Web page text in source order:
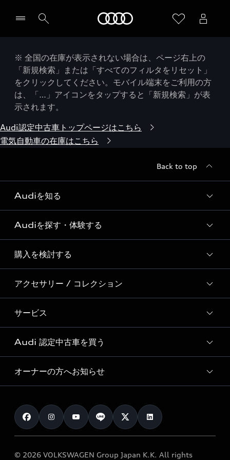
※ 全国の在庫が表示されない場合は、ページ右上の
「新規検索」または「すべてのフィルタをリセット」
をクリックしてください。モバイル端末をご利用の方
は、「…」アイコンをタップすると「新規検索」が表
示されます。
Audi認定中古車トップページはこちら
電気自動車の在庫はこちら
Back to top
Audiを知る
Audi ブランド
Story of Progress
Audi Sport
Formula 1®
デジタルサービス
Audiを探す・体験する
ディーラー検索
新車在庫検索
試乗車・展示車検索
見積り依頼
試乗予約
購入を検討する
モデル一覧
特別仕様モデル / 限定モデル
e-tronラインアップ
価格シミュレーション
車両比較
カタログ一覧
アクセサリー / コレクション
純正アクセサリー
オンラインショップ
Audi collection
アウディナビアプリ
サービス
サービス入庫予約
サービスプログラム
メンテナンス
車検 / 定期点検
e-tronアフターサポート
Audi 認定中古車を買う
Audi認定中古車
クオリティ
保証
メンテナンス
オーナーの方へお知らせ
お知らせ
オーナー様向けキャンペーン
© 2026 VOLKSWAGEN Group Japan K.K. All rights